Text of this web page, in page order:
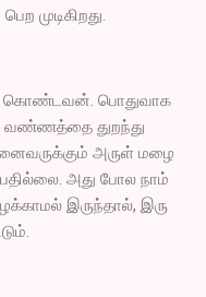
முடிகிறது.
கொண்டவன். பொதுவாக
வண்ணத்தை துறந்து
அருள் மழை
அது போல நாம்
இருந்தால், இரு